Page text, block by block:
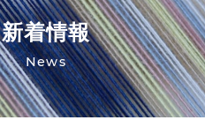
新着情報
News